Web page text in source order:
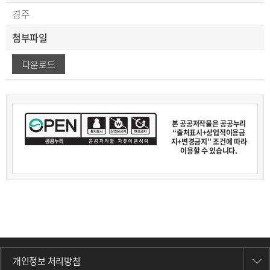
경주
첨부파일
다운로드
본 공공저작물은 공공누리
“출처표시+상업적이용금
지+변경금지” 조건에 따라
이용할 수 있습니다.
개인정보 처리방침